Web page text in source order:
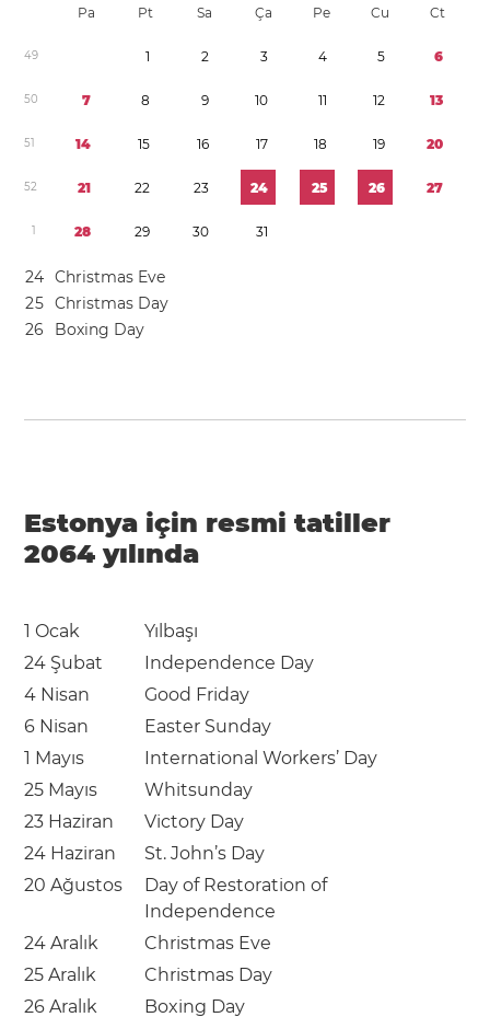
Pa Pt Sa Ça Pe Cu Ct
49 1 2 3 4 5 6
50 7 8 9 10 11 12 13
51 14 15 16 17 18 19 20
52 21 22 23 24 25 26 27
1 28 29 30 31
24 Christmas Eve
25 Christmas Day
26 Boxing Day
Estonya için resmi tatiller
2064 yılında
1 Ocak
Yılbaşı
24 Şubat
Independence Day
4 Nisan
Good Friday
6 Nisan
Easter Sunday
1 Mayıs
International Workers’ Day
25 Mayıs
Whitsunday
23 Haziran
Victory Day
24 Haziran
St. John’s Day
20 Ağustos
Day of Restoration of
Independence
24 Aralık
Christmas Eve
25 Aralık
Christmas Day
26 Aralık
Boxing Day